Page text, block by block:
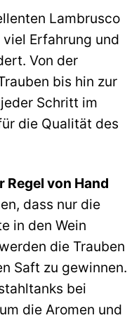
Lambrusco
Erfahrung und
Von der
bis hin zur
Schritt im
die Qualität des
Regel von Hand
dass nur die
in den Wein
die Trauben
Saft zu gewinnen.
bei
die Aromen und